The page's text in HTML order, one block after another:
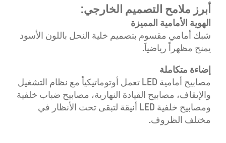
أبرز ملامح التصميم الخارجي:
الهوية الأمامية المميزة
شبك أمامي مقسوم بتصميم خلية النحل باللون الأسود
يمنح مظهراً رياضياَ.
إضاءة متكاملة
مصابيح أمامية LED تعمل أوتوماتيكياً مع نظام التشغيل
والإيقاف، مصابيح القيادة النهارية، مصابيح ضباب خلفية
ومصابيح خلفية LED أنيقة لتبقى تحت الأنظار في
مختلف الظروف.